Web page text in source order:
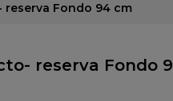
Fondo 94 cm
reserva Fondo